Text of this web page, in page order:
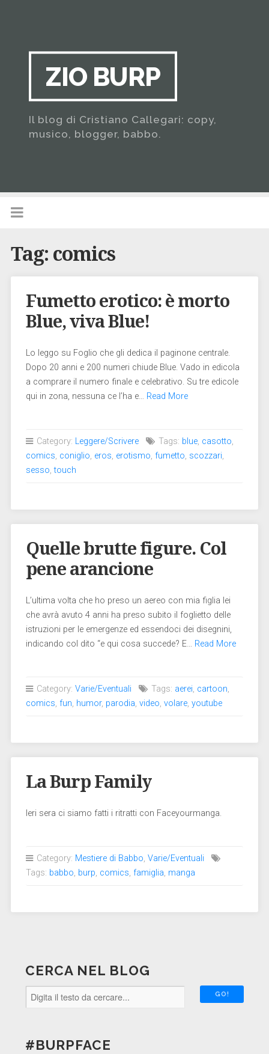
ZIO BURP
Il blog di Cristiano Callegari: copy,
musico, blogger, babbo.
Tag: comics
Fumetto erotico: è morto
Blue, viva Blue!
Lo leggo su Foglio che gli dedica il paginone centrale.
Dopo 20 anni e 200 numeri chiude Blue. Vado in edicola
a comprare il numero finale e celebrativo. Su tre edicole
qui in zona, nessuna ce l’ha e… Read More
Category: Leggere/Scrivere Tags: blue, casotto,
comics, coniglio, eros, erotismo, fumetto, scozzari,
sesso,touch
Quelle brutte figure. Col
pene arancione
L’ultima volta che ho preso un aereo con mia figlia lei
che avrà avuto 4 anni ha preso subito il foglietto delle
istruzioni per le emergenze ed essendoci dei disegnini,
indicando col dito “e qui cosa succede? E… Read More
Category: Varie/Eventuali Tags: aerei, cartoon,
comics, fun, humor, parodia, video, volare, youtube
La Burp Family
Ieri sera ci siamo fatti i ritratti con Faceyourmanga.
Category: Mestiere di Babbo, Varie/Eventuali
Tags: babbo, burp, comics, famiglia, manga
CERCA NEL BLOG
#BURPFACE